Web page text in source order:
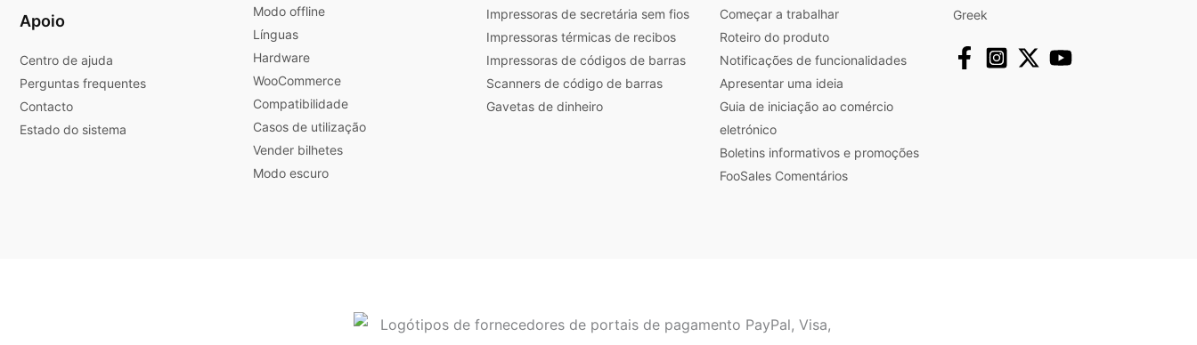
Apoio
Centro de ajuda
Perguntas frequentes
Contacto
Estado do sistema
Modo offline
Línguas
Hardware
WooCommerce
Compatibilidade
Casos de utilização
Vender bilhetes
Modo escuro
Impressoras de secretária sem fios
Impressoras térmicas de recibos
Impressoras de códigos de barras
Scanners de código de barras
Gavetas de dinheiro
Começar a trabalhar
Roteiro do produto
Notificações de funcionalidades
Apresentar uma ideia
Guia de iniciação ao comércio
eletrónico
Boletins informativos e promoções
FooSales Comentários
Greek